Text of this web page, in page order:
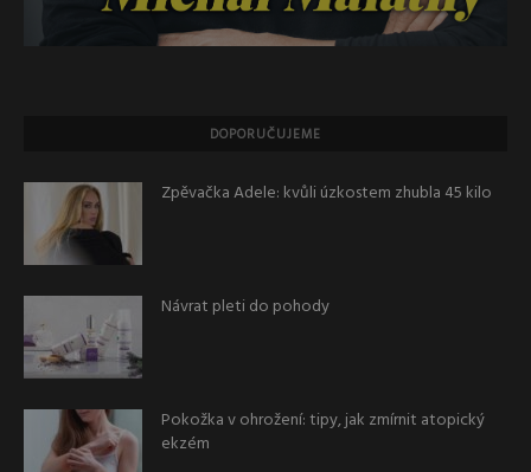
DOPORUČUJEME
Zpěvačka Adele: kvůli úzkostem zhubla 45 kilo
Návrat pleti do pohody
Pokožka v ohrožení: tipy, jak zmírnit atopický
ekzém